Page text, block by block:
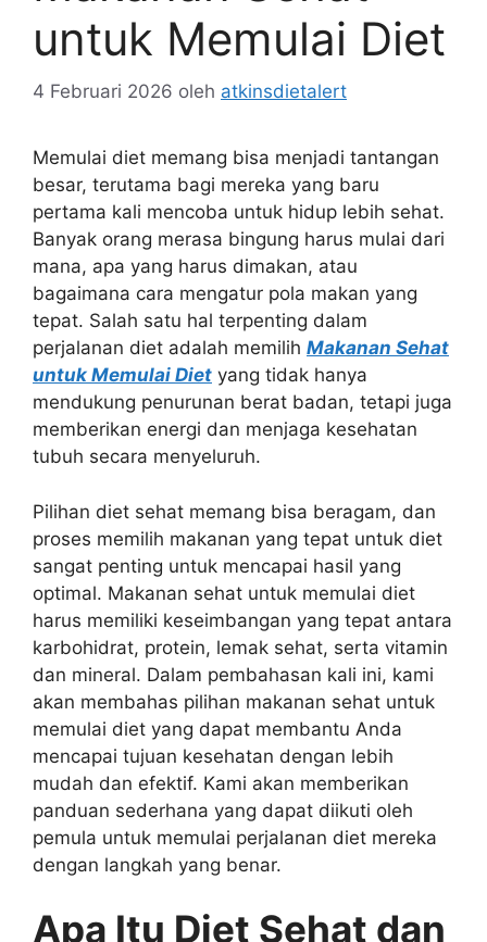
untuk Memulai Diet
4 Februari 2026 oleh atkinsdietalert
Memulai diet memang bisa menjadi tantangan
besar, terutama bagi mereka yang baru
pertama kali mencoba untuk hidup lebih sehat.
Banyak orang merasa bingung harus mulai dari
mana, apa yang harus dimakan, atau
bagaimana cara mengatur pola makan yang
tepat. Salah satu hal terpenting dalam
perjalanan diet adalah memilih Makanan Sehat
untuk Memulai Diet yang tidak hanya
mendukung penurunan berat badan, tetapi juga
memberikan energi dan menjaga kesehatan
tubuh secara menyeluruh.
Pilihan diet sehat memang bisa beragam, dan
proses memilih makanan yang tepat untuk diet
sangat penting untuk mencapai hasil yang
optimal. Makanan sehat untuk memulai diet
harus memiliki keseimbangan yang tepat antara
karbohidrat, protein, lemak sehat, serta vitamin
dan mineral. Dalam pembahasan kali ini, kami
akan membahas pilihan makanan sehat untuk
memulai diet yang dapat membantu Anda
mencapai tujuan kesehatan dengan lebih
mudah dan efektif. Kami akan memberikan
panduan sederhana yang dapat diikuti oleh
pemula untuk memulai perjalanan diet mereka
dengan langkah yang benar.
Apa Itu Diet Sehat dan